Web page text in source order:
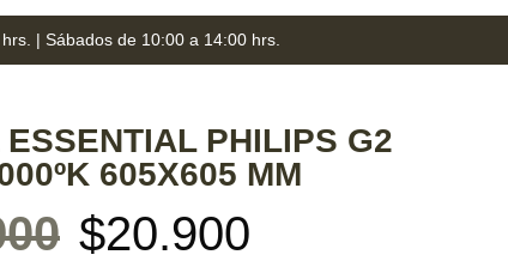
| Sábados de 10:00 a 14:00 hrs.
ESSENTIAL PHILIPS G2
605X605 MM
$20.900